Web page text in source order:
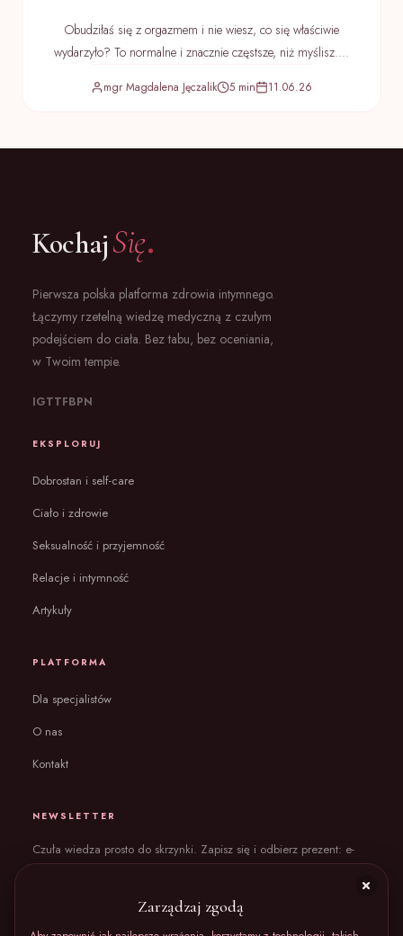
Zarządzaj zgodą
Obudziłaś się z orgazmem i nie wiesz, co się właściwie
wydarzyło? To normalne i znacznie częstsze, niż myślisz....
mgr Magdalena Jęczalik 5 min 11.06.26
KochajSię.
Pierwsza polska platforma zdrowia intymnego.
Łączymy rzetelną wiedzę medyczną z czułym
podejściem do ciała. Bez tabu, bez oceniania,
w Twoim tempie.
IGTTFBPN
EKSPLORUJ
Dobrostan i self-care
Ciało i zdrowie
Seksualność i przyjemność
Relacje i intymność
Artykuły
PLATFORMA
Dla specjalistów
O nas
Kontakt
NEWSLETTER
Czuła wiedza prosto do skrzynki. Zapisz się i odbierz prezent: e-
book „Ciało bez wstydu”.